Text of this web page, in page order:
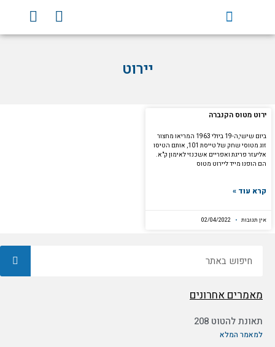
F
a
c
Y
o
u
יירוט
ירוט מטוס הקנברה
ביום שישי,ה-19 ביולי 1963 המריאו מחצור
זוג מטוסי שחק של טייסת 101, אותם הטיסו
אליעזר פריגת ואפריים אשכנזי לאימון ק"א.
הם הופנו מייד ליירוט מטוס
קרא עוד »
אין תגובות
מאמרים אחרונים
תאונת להטוט 208
למאמר המלא